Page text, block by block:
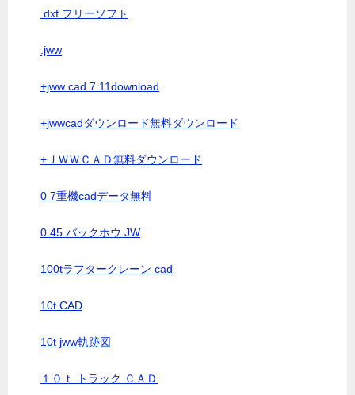
.dxf フリーソフト
.jww
+jww cad 7.11download
+jwwcadダウンロード無料ダウンロード
+ＪＷＷＣＡＤ無料ダウンロード
0 7重機cadデータ無料
0.45 バックホウ JW
100tラフタークレーン cad
10t CAD
10t jww軌跡図
１０ｔ トラック ＣＡＤ